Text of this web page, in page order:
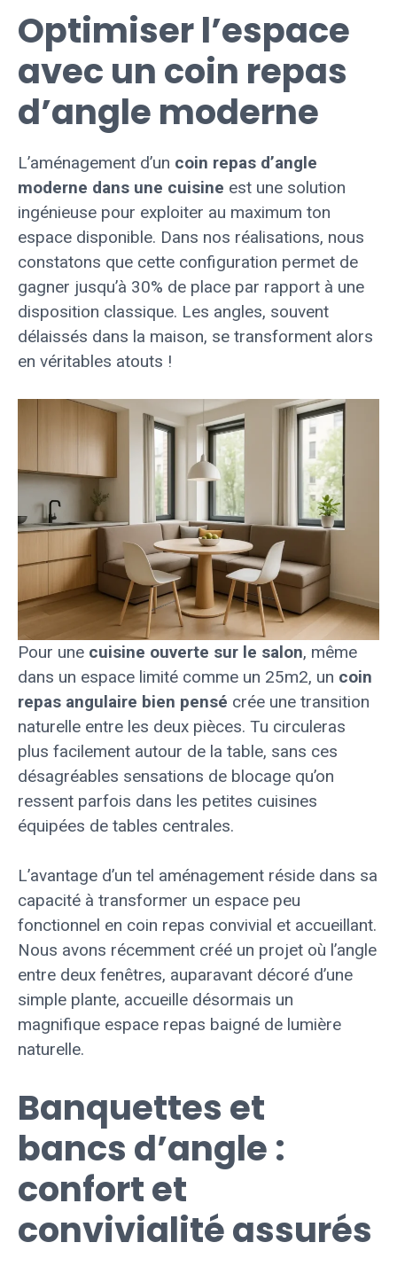
Optimiser l’espace
avec un coin repas
d’angle moderne
L’aménagement d’un coin repas d’angle
moderne dans une cuisine est une solution
ingénieuse pour exploiter au maximum ton
espace disponible. Dans nos réalisations, nous
constatons que cette configuration permet de
gagner jusqu’à 30% de place par rapport à une
disposition classique. Les angles, souvent
délaissés dans la maison, se transforment alors
en véritables atouts !
Pour une cuisine ouverte sur le salon, même
dans un espace limité comme un 25m2, un coin
repas angulaire bien pensé crée une transition
naturelle entre les deux pièces. Tu circuleras
plus facilement autour de la table, sans ces
désagréables sensations de blocage qu’on
ressent parfois dans les petites cuisines
équipées de tables centrales.
L’avantage d’un tel aménagement réside dans sa
capacité à transformer un espace peu
fonctionnel en coin repas convivial et accueillant.
Nous avons récemment créé un projet où l’angle
entre deux fenêtres, auparavant décoré d’une
simple plante, accueille désormais un
magnifique espace repas baigné de lumière
naturelle.
Banquettes et
bancs d’angle :
confort et
convivialité assurés